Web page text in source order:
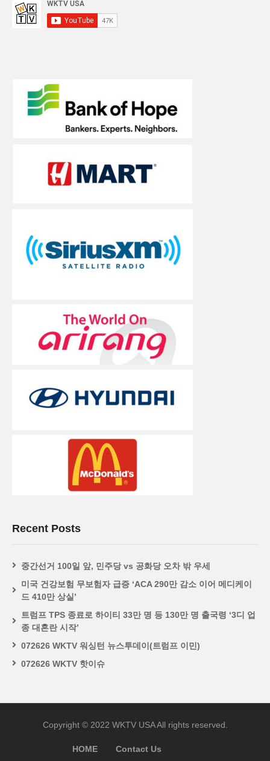
Recent Posts
중간선거 100일 앞, 민주당 vs 공화당 오차 밖 우세
미국 건강보험 무보험자 급증 ‘ACA 290만 감소 이어 메디케이
드 410만 상실’
트럼프 TPS 종료로 하이티 33만 명 등 130만 명 출국령 ‘3디 업
종 대혼란 시작’
072626 WKTV 워싱턴 뉴스투데이(트럼프 이민)
072626 WKTV 핫이슈
Copyright © 2022 WKTV USA All rights reserved.
HOME Contact Us